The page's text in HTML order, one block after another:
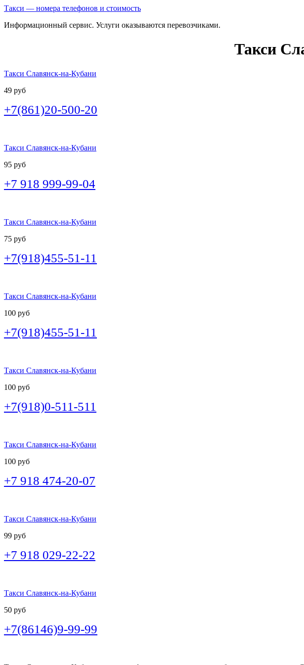
Такси — номера телефонов и стоимость
Информационный сервис. Услуги оказываются перевозчиками.
Такси
Такси Славянск-на-Кубани
49 руб
+7(861)20-500-20
Такси Славянск-на-Кубани
95 руб
+7 918 999-99-04
Такси Славянск-на-Кубани
75 руб
+7(918)455-51-11
Такси Славянск-на-Кубани
100 руб
+7(918)455-51-11
Такси Славянск-на-Кубани
100 руб
+7(918)0-511-511
Такси Славянск-на-Кубани
100 руб
+7 918 474-20-07
Такси Славянск-на-Кубани
99 руб
+7 918 029-22-22
Такси Славянск-на-Кубани
50 руб
+7(86146)9-99-99